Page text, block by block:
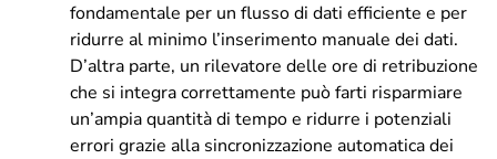
fondamentale per un flusso di dati efficiente e per
ridurre al minimo l’inserimento manuale dei dati.
D’altra parte, un rilevatore delle ore di retribuzione
che si integra correttamente può farti risparmiare
un’ampia quantità di tempo e ridurre i potenziali
errori grazie alla sincronizzazione automatica dei